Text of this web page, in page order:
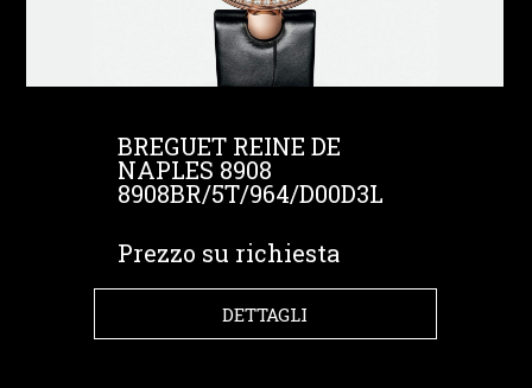
BREGUET REINE DE
NAPLES 8908
8908BR/5T/964/D00D3L
Prezzo su richiesta
DETTAGLI